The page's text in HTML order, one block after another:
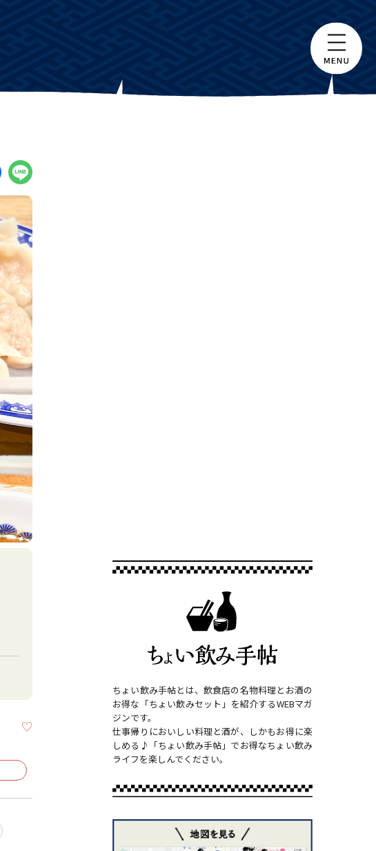
ちょい飲み手帖とは、飲食店の名物料理とお酒の
お得な「ちょい飲みセット」を紹介するWEBマガ
ジンです。
仕事帰りにおいしい料理と酒が、しかもお得に楽
しめる♪「ちょい飲み手帖」でお得なちょい飲み
ライフを楽しんでください。